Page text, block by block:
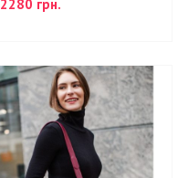
2280 грн.